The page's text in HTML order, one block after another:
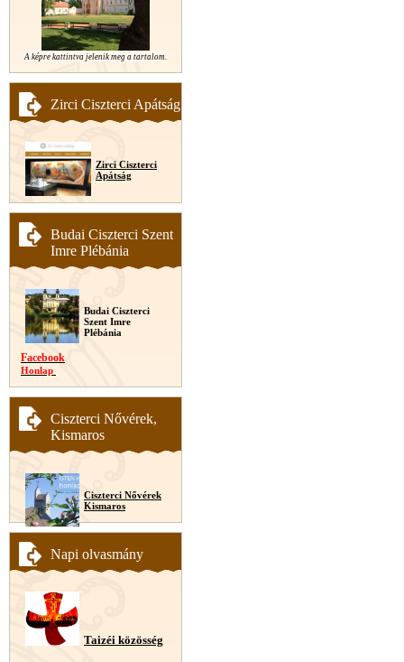
A képre kattintva jelenik meg a tartalom.
Zirci Ciszterci Apátság
Zirci Ciszterci
Apátság
Budai Ciszterci Szent
Imre Plébánia
Budai Ciszterci
Szent Imre
Plébánia
Facebook
Honlap
Ciszterci Nővérek,
Kismaros
Ciszterci Nővérek
Kismaros
Napi olvasmány
Taizéi közösség